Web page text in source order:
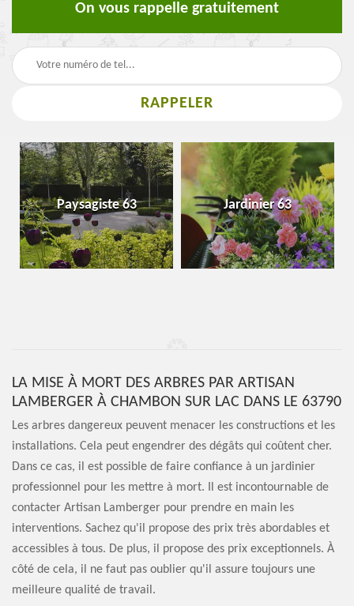
On vous rappelle gratuitement
Paysagiste 63 Jardinier 63
LA MISE À MORT DES ARBRES PAR ARTISAN
LAMBERGER À CHAMBON SUR LAC DANS LE 63790
Les arbres dangereux peuvent menacer les constructions et les
installations. Cela peut engendrer des dégâts qui coûtent cher.
Dans ce cas, il est possible de faire confiance à un jardinier
professionnel pour les mettre à mort. Il est incontournable de
contacter Artisan Lamberger pour prendre en main les
interventions. Sachez qu'il propose des prix très abordables et
accessibles à tous. De plus, il propose des prix exceptionnels. À
côté de cela, il ne faut pas oublier qu'il assure toujours une
meilleure qualité de travail.